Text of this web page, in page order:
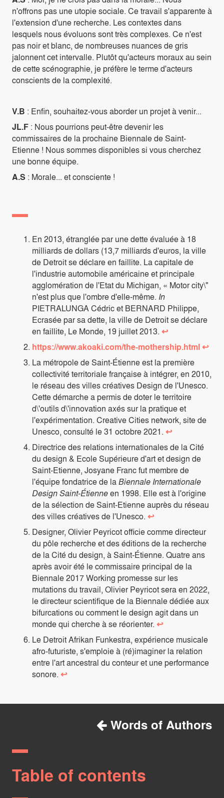
n'offrons pas une utopie sociale. Ce travail s'apparente à
l'extension d'une recherche. Les contextes dans
lesquels nous évoluons sont très complexes. Ce n'est
pas noir et blanc, de nombreuses nuances de gris
jalonnent cet intervalle. Plutôt qu'acteurs moraux au sein
de cette scénographie, je préfère le terme d'acteurs
conscients de la complexité.
V.B : Enfin, souhaitez-vous aborder un projet à venir...
JL.F : Nous pourrions peut-être devenir les
commissaires de la prochaine Biennale de Saint-
Etienne ! Nous sommes disponibles si vous cherchez
une bonne équipe.
A.S : Morale... et consciente !
En 2013, étranglée par une dette évaluée à 18
milliards de dollars (13,7 milliards d'euros, la ville
de Detroit se déclare en faillite. La capitale de
l'industrie automobile américaine et principale
agglomération de l'Etat du Michigan, « Motor city\"
n'est plus que l'ombre d'elle-même. In
PIETRALUNGA Cédric et BERNARD Philippe,
Ecrasée par sa dette, la ville de Detroit se déclare
en faillite, Le Monde, 19 juillet 2013. ↩
https://www.akoaki.com/the-mothership.html↩
La métropole de Saint-Étienne est la première
collectivité territoriale française à intégrer, en 2010,
le réseau des villes créatives Design de l'Unesco.
Cette démarche a permis de doter le territoire
d\'outils d\'innovation axés sur la pratique et
l'expérimentation. Creative Cities network, site de
Unesco, consulté le 31 octobre 2021. ↩
Directrice des relations internationales de la Cité
du design & Ecole Supérieure d'art et design de
Saint-Etienne, Josyane Franc fut membre de
l'équipe fondatrice de laBiennale Internationale
Design Saint-Étienneen 1998. Elle est à l'origine
de la sélection de Saint-Etienne auprès du réseau
des villes créatives de l'Unesco. ↩
Designer, Olivier Peyricot officie comme directeur
du pôle recherche et des éditions de la recherche
de la Cité du design, à Saint-Étienne. Quatre ans
après avoir été le commissaire principal de la
Biennale 2017 Working promesse sur les
mutations du travail, Olivier Peyricot sera en 2022,
le directeur scientifique de la Biennale dédiée aux
bifurcations ou comment le design agit dans un
monde qui cherche à se réorienter. ↩
Le Detroit Afrikan Funkestra, expérience musicale
afro-futuriste, s'emploie à (ré)imaginer la relation
entre l'art ancestral du conteur et une performance
sonore. ↩
Words of Authors
Table of contents